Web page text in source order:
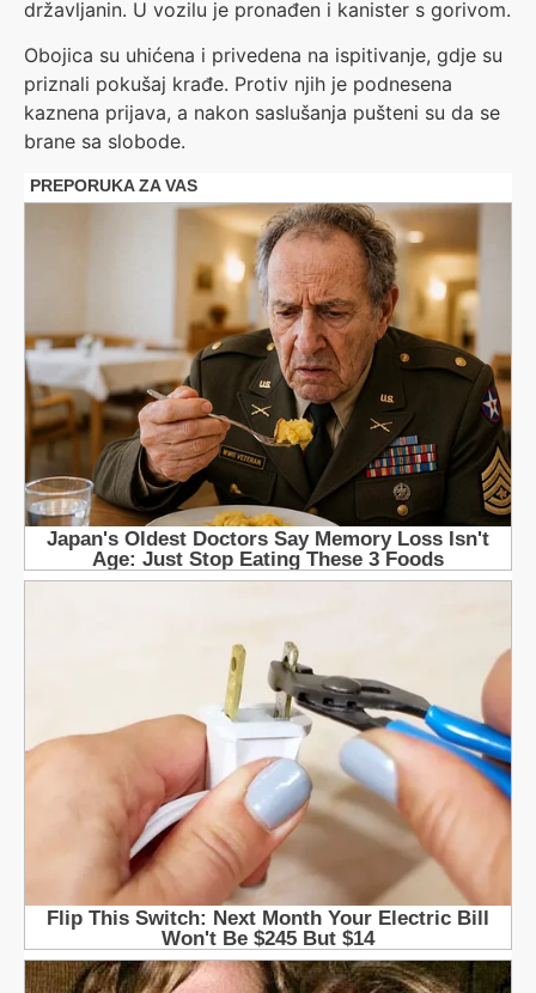
državljanin. U vozilu je pronađen i kanister s gorivom.
Obojica su uhićena i privedena na ispitivanje, gdje su
priznali pokušaj krađe. Protiv njih je podnesena
kaznena prijava, a nakon saslušanja pušteni su da se
brane sa slobode.